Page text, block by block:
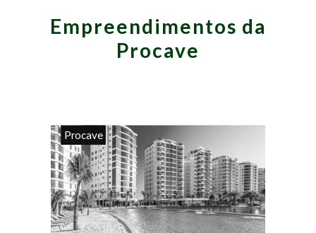
Empreendimentos da
Procave
Procave